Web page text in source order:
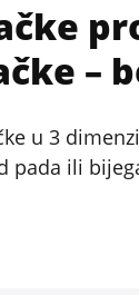
–
u 3
pada ili